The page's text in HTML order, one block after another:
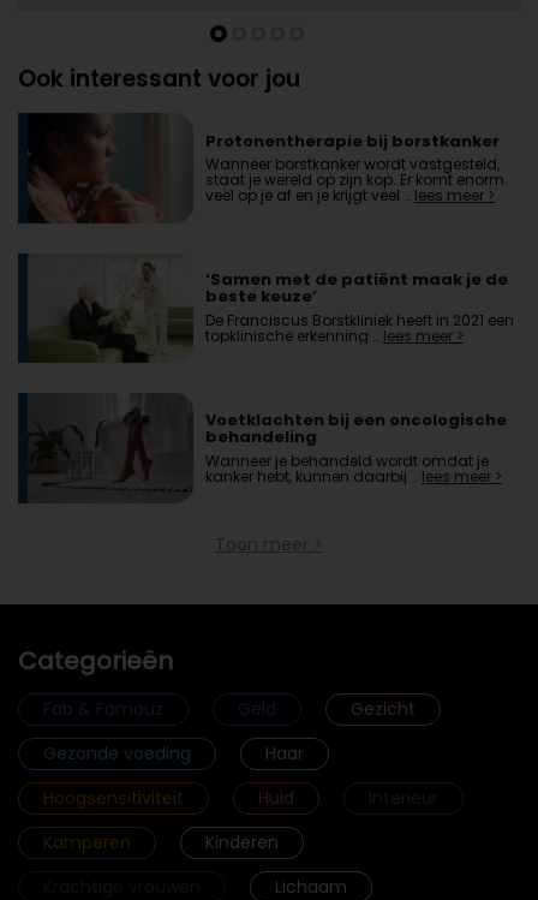
Ook interessant voor jou
Protonentherapie bij borstkanker
Wanneer borstkanker wordt vastgesteld,
staat je wereld op zijn kop. Er komt enorm
veel op je af en je krijgt veel … lees meer >
‘Samen met de patiënt maak je de
beste keuze’
De Franciscus Borstkliniek heeft in 2021 een
topklinische erkenning … lees meer >
Voetklachten bij een oncologische
behandeling
Wanneer je behandeld wordt omdat je
kanker hebt, kunnen daarbij … lees meer >
Toon meer >
Categorieën
Fab & Famouz Geld
Gezicht
Gezonde voeding
Haar
Hoogsensitiviteit
Huid
Interieur
Kamperen
Kinderen
Lichaam